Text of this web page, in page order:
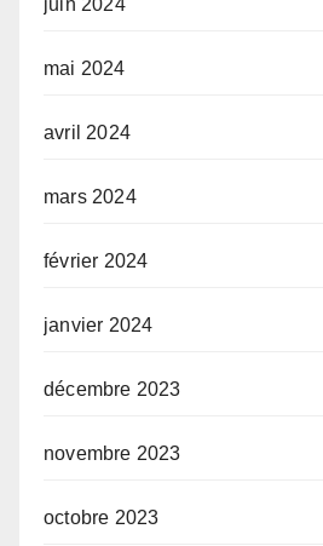
juin 2024
mai 2024
avril 2024
mars 2024
février 2024
janvier 2024
décembre 2023
novembre 2023
octobre 2023